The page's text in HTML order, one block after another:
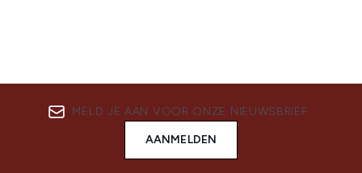
MELD JE AAN VOOR ONZE NIEUWSBRIEF
AANMELDEN